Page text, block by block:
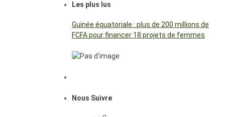
Les plus lus
Guinée équatoriale : plus de 200 millions de
FCFA pour financer 18 projets de femmes
Nous Suivre